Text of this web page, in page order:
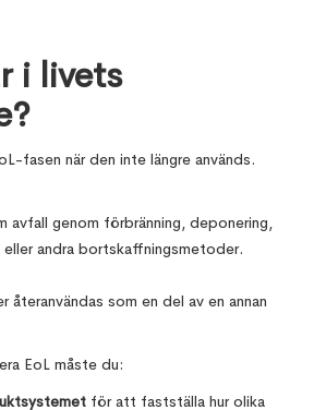
i livets
fasen när den inte längre används.
avfall genom förbränning, deponering,
andra bortskaffningsmetoder.
återanvändas som en del av en annan
EoL måste du:
för att fastställa hur olika